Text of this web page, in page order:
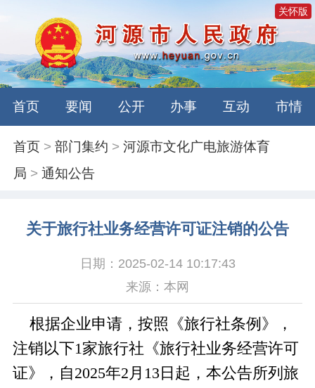
关怀版
首页 要闻 公开 办事 互动 市情
首页 >部门集约 >河源市文化广电旅游体育
局 >通知公告
关于旅行社业务经营许可证注销的公告
日期：2025-02-14 10:17:43
来源：本网
根据企业申请，按照《旅行社条例》，
注销以下1家旅行社《旅行社业务经营许可
证》，自2025年2月13日起，本公告所列旅